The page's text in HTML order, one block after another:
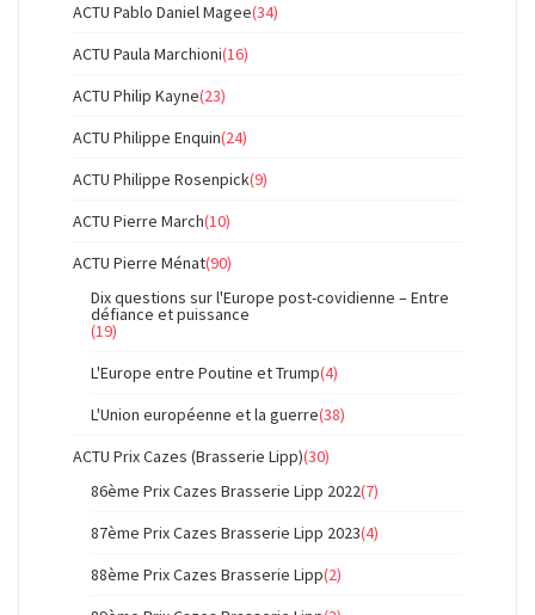
ACTU Pablo Daniel Magee(34)
ACTU Paula Marchioni(16)
ACTU Philip Kayne(23)
ACTU Philippe Enquin(24)
ACTU Philippe Rosenpick(9)
ACTU Pierre March(10)
ACTU Pierre Ménat(90)
Dix questions sur l'Europe post-covidienne – Entre
défiance et puissance
(19)
L'Europe entre Poutine et Trump(4)
L'Union européenne et la guerre(38)
ACTU Prix Cazes (Brasserie Lipp)(30)
86ème Prix Cazes Brasserie Lipp 2022(7)
87ème Prix Cazes Brasserie Lipp 2023(4)
88ème Prix Cazes Brasserie Lipp(2)